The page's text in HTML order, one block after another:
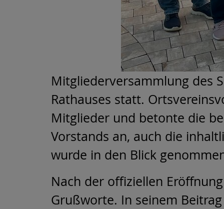
Mitgliederversammlung des
Rathauses statt.
Mitglieder und betonte die
Vorstands an, auch die
wurde in den Blick
Nach der offiziellen
Grußworte. In seinem